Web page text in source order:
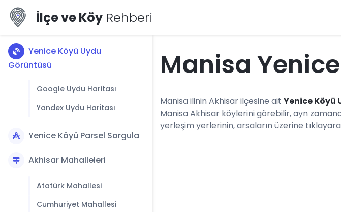
İlçe ve Köy Rehberi
Yenice Köyü Uydu
Görüntüsü
Google Uydu Haritası
Yandex Uydu Haritası
Yenice Köyü Parsel Sorgula
Akhisar Mahalleleri
Atatürk Mahallesi
Cumhuriyet Mahallesi
Manisa
Manisa ilinin Akhisar ilçesine ait Yenice Köyü
Manisa Akhisar köylerini görebilir, ayn
yerleşim yerlerinin, arsaların üzerine